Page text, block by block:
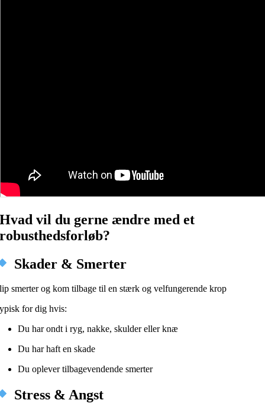
Hvad vil du gerne ændre med et
robusthedsforløb?
Skader & Smerter
smerter og kom tilbage til en stærk og velfungerende krop
for dig hvis:
Du har ondt i ryg, nakke, skulder eller knæ
Du har haft en skade
Du oplever tilbagevendende smerter
Stress & Angst